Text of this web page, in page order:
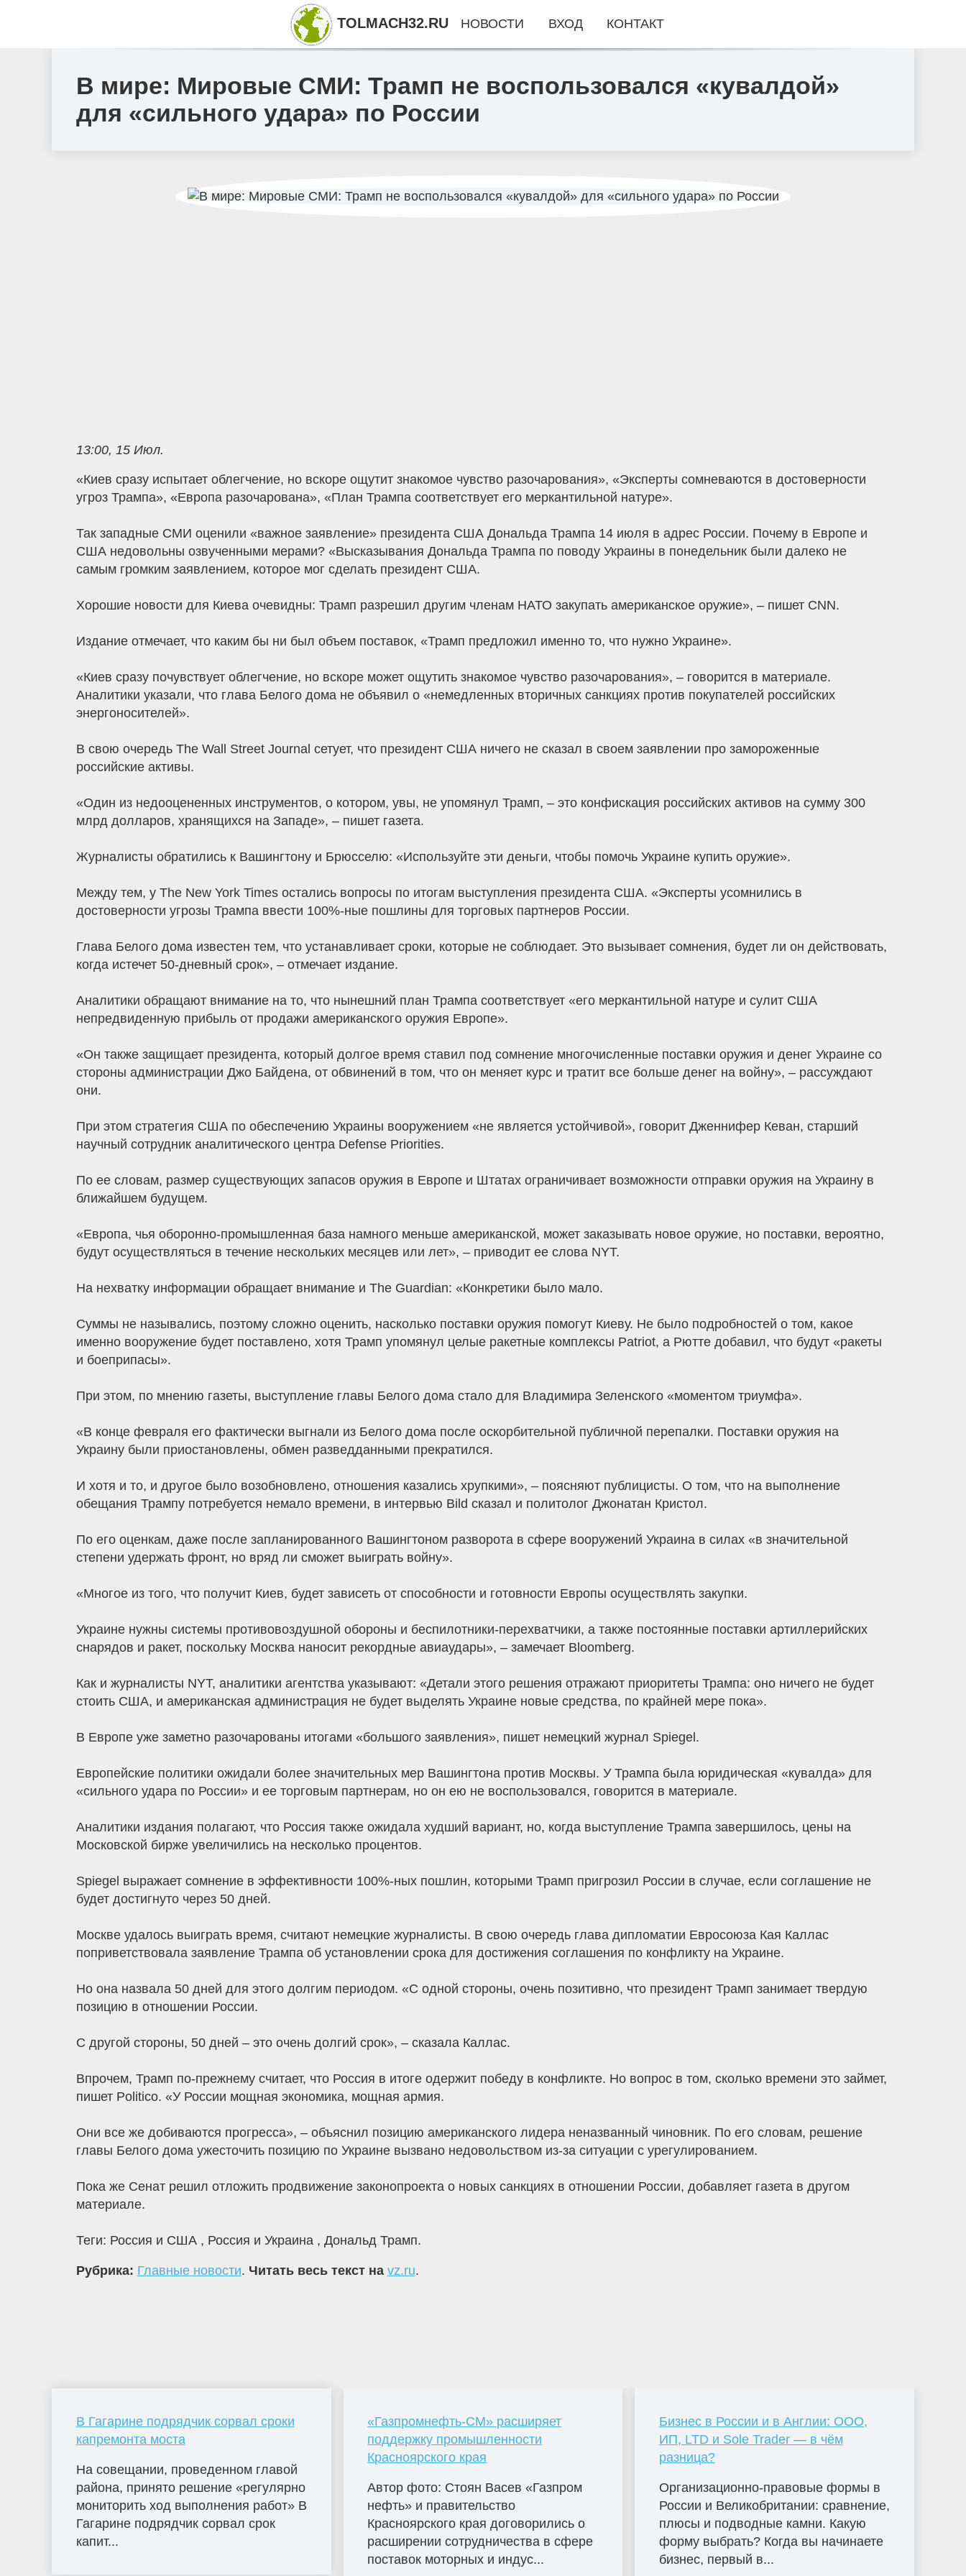
В мире: Мировые СМИ: Трамп не воспользовался «кувалдой»
для «сильного удара» по России
13:00, 15 Июл.
«Киев сразу испытает облегчение, но вскоре ощутит знакомое чувство разочарования», «Эксперты сомневаются в достоверности
угроз Трампа», «Европа разочарована», «План Трампа соответствует его меркантильной натуре».
Так западные СМИ оценили «важное заявление» президента США Дональда Трампа 14 июля в адрес России. Почему в Европе и
США недовольны озвученными мерами? «Высказывания Дональда Трампа по поводу Украины в понедельник были далеко не
самым громким заявлением, которое мог сделать президент США.
Хорошие новости для Киева очевидны: Трамп разрешил другим членам НАТО закупать американское оружие», – пишет CNN.
Издание отмечает, что каким бы ни был объем поставок, «Трамп предложил именно то, что нужно Украине».
«Киев сразу почувствует облегчение, но вскоре может ощутить знакомое чувство разочарования», – говорится в материале.
Аналитики указали, что глава Белого дома не объявил о «немедленных вторичных санкциях против покупателей российских
энергоносителей».
В свою очередь The Wall Street Journal сетует, что президент США ничего не сказал в своем заявлении про замороженные
российские активы.
«Один из недооцененных инструментов, о котором, увы, не упомянул Трамп, – это конфискация российских активов на сумму 300
млрд долларов, хранящихся на Западе», – пишет газета.
Журналисты обратились к Вашингтону и Брюсселю: «Используйте эти деньги, чтобы помочь Украине купить оружие».
Между тем, у The New York Times остались вопросы по итогам выступления президента США. «Эксперты усомнились в
достоверности угрозы Трампа ввести 100%-ные пошлины для торговых партнеров России.
Глава Белого дома известен тем, что устанавливает сроки, которые не соблюдает. Это вызывает сомнения, будет ли он действовать,
когда истечет 50-дневный срок», – отмечает издание.
Аналитики обращают внимание на то, что нынешний план Трампа соответствует «его меркантильной натуре и сулит США
непредвиденную прибыль от продажи американского оружия Европе».
«Он также защищает президента, который долгое время ставил под сомнение многочисленные поставки оружия и денег Украине со
стороны администрации Джо Байдена, от обвинений в том, что он меняет курс и тратит все больше денег на войну», – рассуждают
они.
При этом стратегия США по обеспечению Украины вооружением «не является устойчивой», говорит Дженнифер Кеван, старший
научный сотрудник аналитического центра Defense Priorities.
По ее словам, размер существующих запасов оружия в Европе и Штатах ограничивает возможности отправки оружия на Украину в
ближайшем будущем.
«Европа, чья оборонно-промышленная база намного меньше американской, может заказывать новое оружие, но поставки, вероятно,
будут осуществляться в течение нескольких месяцев или лет», – приводит ее слова NYT.
На нехватку информации обращает внимание и The Guardian: «Конкретики было мало.
Суммы не назывались, поэтому сложно оценить, насколько поставки оружия помогут Киеву. Не было подробностей о том, какое
именно вооружение будет поставлено, хотя Трамп упомянул целые ракетные комплексы Patriot, а Рютте добавил, что будут «ракеты
и боеприпасы».
При этом, по мнению газеты, выступление главы Белого дома стало для Владимира Зеленского «моментом триумфа».
«В конце февраля его фактически выгнали из Белого дома после оскорбительной публичной перепалки. Поставки оружия на
Украину были приостановлены, обмен разведданными прекратился.
И хотя и то, и другое было возобновлено, отношения казались хрупкими», – поясняют публицисты. О том, что на выполнение
обещания Трампу потребуется немало времени, в интервью Bild сказал и политолог Джонатан Кристол.
По его оценкам, даже после запланированного Вашингтоном разворота в сфере вооружений Украина в силах «в значительной
степени удержать фронт, но вряд ли сможет выиграть войну».
«Многое из того, что получит Киев, будет зависеть от способности и готовности Европы осуществлять закупки.
Украине нужны системы противовоздушной обороны и беспилотники-перехватчики, а также постоянные поставки артиллерийских
снарядов и ракет, поскольку Москва наносит рекордные авиаудары», – замечает Bloomberg.
Как и журналисты NYT, аналитики агентства указывают: «Детали этого решения отражают приоритеты Трампа: оно ничего не будет
стоить США, и американская администрация не будет выделять Украине новые средства, по крайней мере пока».
В Европе уже заметно разочарованы итогами «большого заявления», пишет немецкий журнал Spiegel.
Европейские политики ожидали более значительных мер Вашингтона против Москвы. У Трампа была юридическая «кувалда» для
«сильного удара по России» и ее торговым партнерам, но он ею не воспользовался, говорится в материале.
Аналитики издания полагают, что Россия также ожидала худший вариант, но, когда выступление Трампа завершилось, цены на
Московской бирже увеличились на несколько процентов.
Spiegel выражает сомнение в эффективности 100%-ных пошлин, которыми Трамп пригрозил России в случае, если соглашение не
будет достигнуто через 50 дней.
Москве удалось выиграть время, считают немецкие журналисты. В свою очередь глава дипломатии Евросоюза Кая Каллас
поприветствовала заявление Трампа об установлении срока для достижения соглашения по конфликту на Украине.
Но она назвала 50 дней для этого долгим периодом. «С одной стороны, очень позитивно, что президент Трамп занимает твердую
позицию в отношении России.
С другой стороны, 50 дней – это очень долгий срок», – сказала Каллас.
Впрочем, Трамп по-прежнему считает, что Россия в итоге одержит победу в конфликте. Но вопрос в том, сколько времени это займет,
пишет Politico. «У России мощная экономика, мощная армия.
Они все же добиваются прогресса», – объяснил позицию американского лидера неназванный чиновник. По его словам, решение
главы Белого дома ужесточить позицию по Украине вызвано недовольством из-за ситуации с урегулированием.
Пока же Сенат решил отложить продвижение законопроекта о новых санкциях в отношении России, добавляет газета в другом
материале.
Теги: Россия и США , Россия и Украина , Дональд Трамп.
Рубрика: Главные новости. Читать весь текст на vz.ru.
В Гагарине подрядчик сорвал сроки
капремонта моста
На совещании, проведенном главой
района, принято решение «регулярно
мониторить ход выполнения работ» В
Гагарине подрядчик сорвал срок
капит...
«Газпромнефть-СМ» расширяет
поддержку промышленности
Красноярского края
Автор фото: Стоян Васев «Газпром
нефть» и правительство
Красноярского края договорились о
расширении сотрудничества в сфере
поставок моторных и индус...
Бизнес в России и в Англии: ООО,
ИП, LTD и Sole Trader — в чём
разница?
Организационно-правовые формы в
России и Великобритании: сравнение,
плюсы и подводные камни. Какую
форму выбрать? Когда вы начинаете
бизнес, первый в...
TOLMACH32.RU НОВОСТИ ВХОД КОНТАКТ